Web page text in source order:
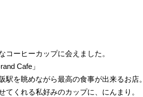
コーヒーカップに会えました。
Cafe」
を眺めながら最高の食事が出来るお店。
てくれる私好みのカップに、にんまり。